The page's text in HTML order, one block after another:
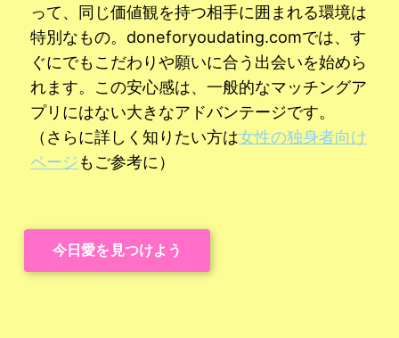
って、同じ価値観を持つ相手に囲まれる環境は
特別なもの。doneforyoudating.comでは、す
ぐにでもこだわりや願いに合う出会いを始めら
れます。この安心感は、一般的なマッチングア
プリにはない大きなアドバンテージです。
（さらに詳しく知りたい方は女性の独身者向け
ページもご参考に）
今日愛を見つけよう